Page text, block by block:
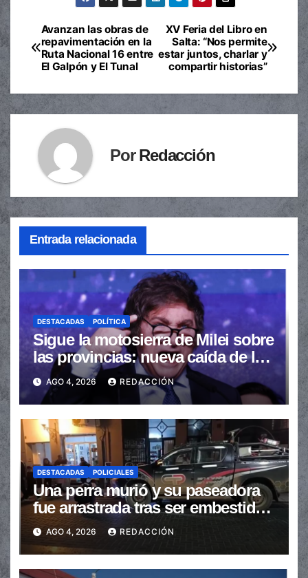
Navegación
de
entradas
XV Feria del Libro en
Salta: “Nos permite
estar juntos, charlar y
compartir historias”
Avanzan las obras de
repavimentación en la
Ruta Nacional 16 entre
El Galpón y El Tunal
PorRedacción
Entrada relacionada
DESTACADAS POLÍTICA
Sigue la motosierra de Milei sobre
las provincias: nueva caída de las
transferencias no automáticas
AGO 4, 2026 REDACCIÓN
DESTACADAS POLICIALES
Una perra murió y su paseadora
fue arrastrada tras ser embestidas
en la senda peatonal
AGO 4, 2026 REDACCIÓN